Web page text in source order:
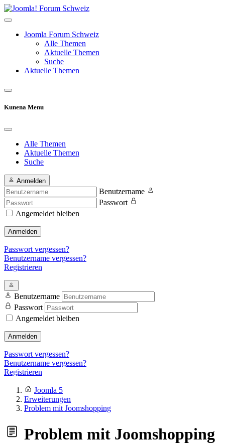
Joomla Forum Schweiz
Alle Themen
Aktuelle Themen
Suche
Aktuelle Themen
Kunena Menu
Alle Themen
Aktuelle Themen
Suche
Anmelden
Benutzername
Passwort
Angemeldet bleiben
Anmelden
Passwort vergessen?
Benutzername vergessen?
Registrieren
Benutzername
Passwort
Angemeldet bleiben
Anmelden
Passwort vergessen?
Benutzername vergessen?
Registrieren
Joomla 5
Erweiterungen
Problem mit Joomshopping
Problem mit Joomshopping